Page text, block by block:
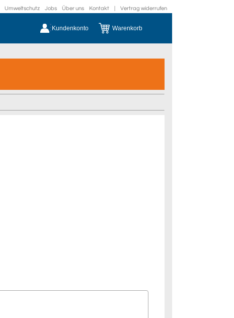
Umweltschutz Jobs Über uns Kontakt Vertrag widerrufen
Kundenkonto Warenkorb